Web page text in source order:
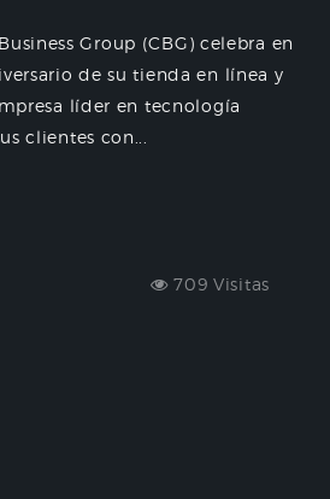
Group (CBG) celebra en
de su tienda en línea y
líder en tecnología
clientes con...
709 Visitas